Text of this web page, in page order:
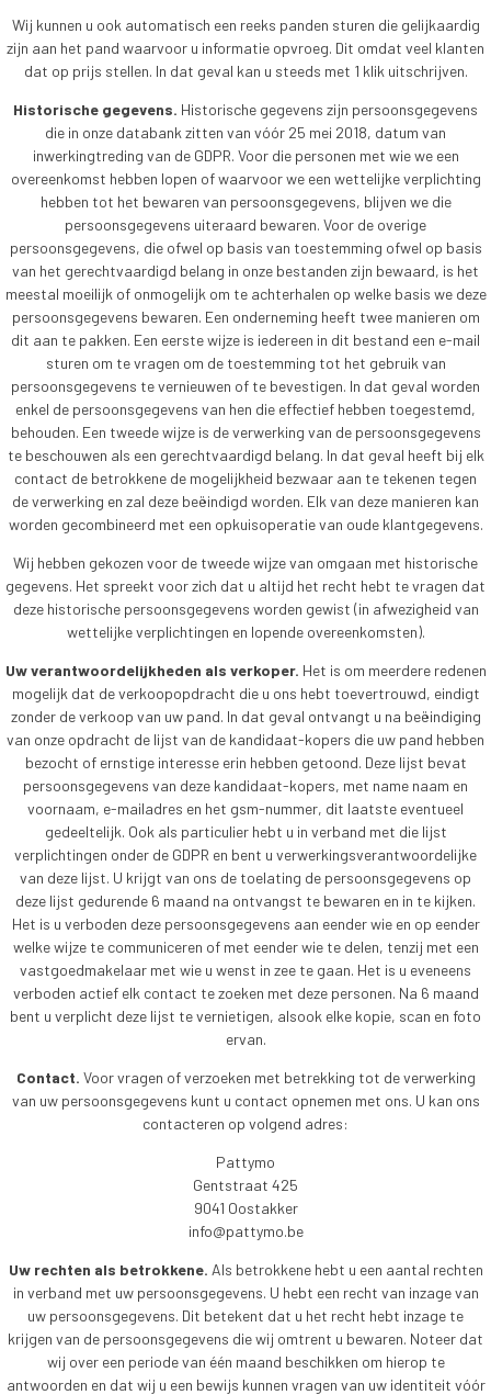
Wij kunnen u ook automatisch een reeks panden sturen die gelijkaardig
zijn aan het pand waarvoor u informatie opvroeg. Dit omdat veel klanten
dat op prijs stellen. In dat geval kan u steeds met 1 klik uitschrijven.
Historische gegevens. Historische gegevens zijn persoonsgegevens
die in onze databank zitten van vóór 25 mei 2018, datum van
inwerkingtreding van de GDPR. Voor die personen met wie we een
overeenkomst hebben lopen of waarvoor we een wettelijke verplichting
hebben tot het bewaren van persoonsgegevens, blijven we die
persoonsgegevens uiteraard bewaren. Voor de overige
persoonsgegevens, die ofwel op basis van toestemming ofwel op basis
van het gerechtvaardigd belang in onze bestanden zijn bewaard, is het
meestal moeilijk of onmogelijk om te achterhalen op welke basis we deze
persoonsgegevens bewaren. Een onderneming heeft twee manieren om
dit aan te pakken. Een eerste wijze is iedereen in dit bestand een e-mail
sturen om te vragen om de toestemming tot het gebruik van
persoonsgegevens te vernieuwen of te bevestigen. In dat geval worden
enkel de persoonsgegevens van hen die effectief hebben toegestemd,
behouden. Een tweede wijze is de verwerking van de persoonsgegevens
te beschouwen als een gerechtvaardigd belang. In dat geval heeft bij elk
contact de betrokkene de mogelijkheid bezwaar aan te tekenen tegen
de verwerking en zal deze beëindigd worden. Elk van deze manieren kan
worden gecombineerd met een opkuisoperatie van oude klantgegevens.
Wij hebben gekozen voor de tweede wijze van omgaan met historische
gegevens. Het spreekt voor zich dat u altijd het recht hebt te vragen dat
deze historische persoonsgegevens worden gewist (in afwezigheid van
wettelijke verplichtingen en lopende overeenkomsten).
Uw verantwoordelijkheden als verkoper. Het is om meerdere redenen
mogelijk dat de verkoopopdracht die u ons hebt toevertrouwd, eindigt
zonder de verkoop van uw pand. In dat geval ontvangt u na beëindiging
van onze opdracht de lijst van de kandidaat-kopers die uw pand hebben
bezocht of ernstige interesse erin hebben getoond. Deze lijst bevat
persoonsgegevens van deze kandidaat-kopers, met name naam en
voornaam, e-mailadres en het gsm-nummer, dit laatste eventueel
gedeeltelijk. Ook als particulier hebt u in verband met die lijst
verplichtingen onder de GDPR en bent u verwerkingsverantwoordelijke
van deze lijst. U krijgt van ons de toelating de persoonsgegevens op
deze lijst gedurende 6 maand na ontvangst te bewaren en in te kijken.
Het is u verboden deze persoonsgegevens aan eender wie en op eender
welke wijze te communiceren of met eender wie te delen, tenzij met een
vastgoedmakelaar met wie u wenst in zee te gaan. Het is u eveneens
verboden actief elk contact te zoeken met deze personen. Na 6 maand
bent u verplicht deze lijst te vernietigen, alsook elke kopie, scan en foto
ervan.
Contact. Voor vragen of verzoeken met betrekking tot de verwerking
van uw persoonsgegevens kunt u contact opnemen met ons. U kan ons
contacteren op volgend adres:
Pattymo
Gentstraat 425
9041 Oostakker
info@pattymo.be
Uw rechten als betrokkene. Als betrokkene hebt u een aantal rechten
in verband met uw persoonsgegevens. U hebt een recht van inzage van
uw persoonsgegevens. Dit betekent dat u het recht hebt inzage te
krijgen van de persoonsgegevens die wij omtrent u bewaren. Noteer dat
wij over een periode van één maand beschikken om hierop te
antwoorden en dat wij u een bewijs kunnen vragen van uw identiteit vóór